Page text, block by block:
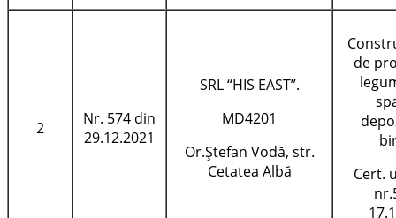
2
Nr. 574 din
29.12.2021
SRL “HIS EAST”.
MD4201
Or.Ştefan Vodă, str.
Cetatea Albă
de
Cert.